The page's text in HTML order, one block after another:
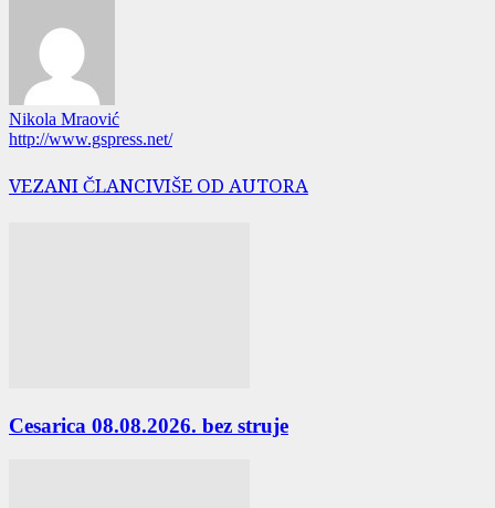
Nikola Mraović
http://www.gspress.net/
VEZANI ČLANCIVIŠE OD AUTORA
Cesarica 08.08.2026. bez struje